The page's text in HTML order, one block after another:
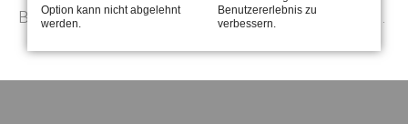
Betrag nicht sofort und komplett zu begleichen.
Option kann nicht abgelehnt
werden.
Benutzererlebnis zu
verbessern.